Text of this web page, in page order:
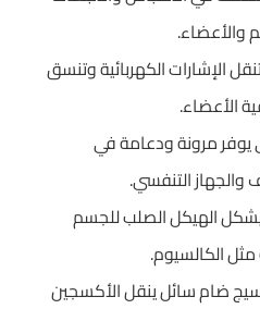
والأعضاء.
الإشارات الكهربائية وتنسق
الأعضاء.
يوفر مرونة ودعامة في
والجهاز التنفسي.
الهيكل الصلب للجسم
الكالسيوم.
ضام سائل ينقل الأكسجين